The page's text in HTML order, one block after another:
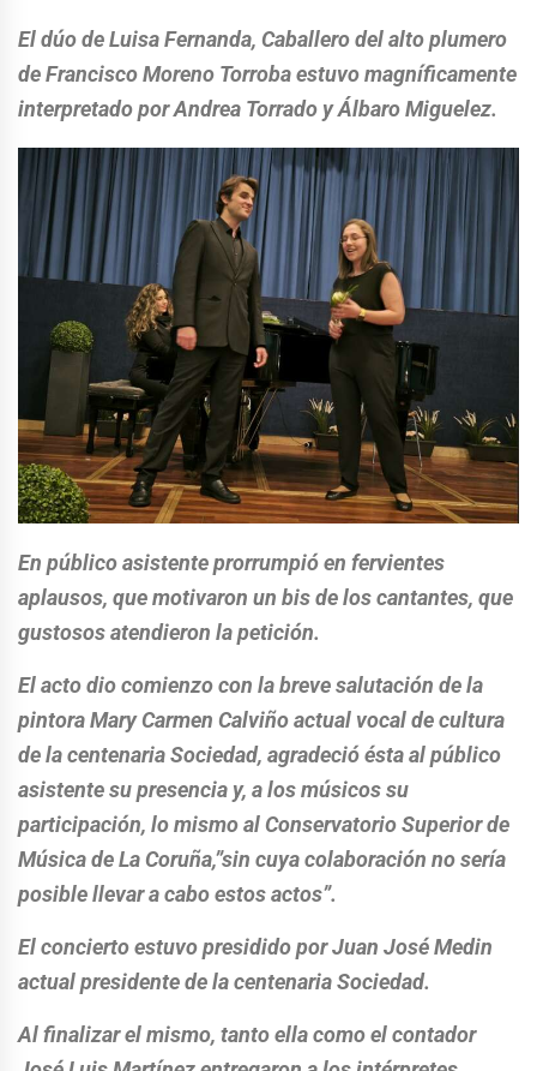
El dúo de Luisa Fernanda, Caballero del alto plumero
de Francisco Moreno Torroba estuvo magníficamente
interpretado por Andrea Torrado y Álbaro Miguelez.
En público asistente prorrumpió en fervientes
aplausos, que motivaron un bis de los cantantes, que
gustosos atendieron la petición.
El acto dio comienzo con la breve salutación de la
pintora Mary Carmen Calviño actual vocal de cultura
de la centenaria Sociedad, agradeció ésta al público
asistente su presencia y, a los músicos su
participación, lo mismo al Conservatorio Superior de
Música de La Coruña,”sin cuya colaboración no sería
posible llevar a cabo estos actos”.
El concierto estuvo presidido por Juan José Medin
actual presidente de la centenaria Sociedad.
Al finalizar el mismo, tanto ella como el contador